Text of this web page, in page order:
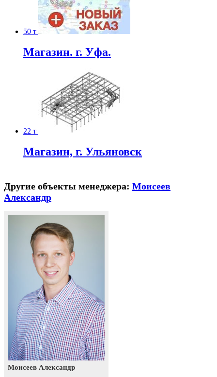
50 т
Магазин. г. Уфа.
22 т
Магазин, г. Ульяновск
Другие объекты менеджера: Моисеев
Александр
Моисеев Александр